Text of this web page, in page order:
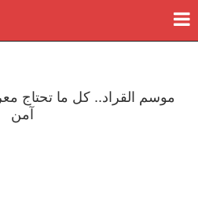
موسم القراد.. كل ما تحتاج
آمن